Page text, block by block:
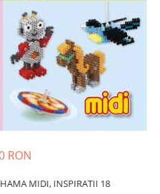
RON
MIDI, INSPIRATII 18